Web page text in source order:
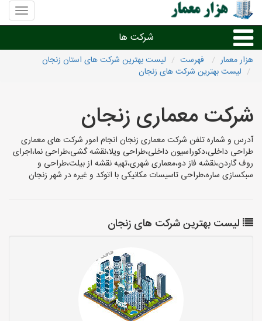
منوی
سایت
معمار
شرکت ها
طراحی داخلی و دکوراسیون داخلی
دیگر امور معماری
شرکت های معماری شهرها
هزار معمار فهرست
لیست بهترین شرکت های استان زنجان
لیست بهترین شرکت های زنجان
شرکت معماری زنجان
آدرس و شماره تلفن شرکت معماری زنجان انجام امور شرکت های معماری
طراحی داخلی،دکوراسیون داخلی،طراحی ویلا،نقشه گشی،طراحی نما،اجرای
روف گاردن،نقشه فاز دو،معماری شهری،تهیه نقشه از بیلت،طراحی و
سبکسازی ساره،طراحی تاسیسات مکانیکی با اتوکد و غیره در شهر زنجان
لیست بهترین شرکت های زنجان